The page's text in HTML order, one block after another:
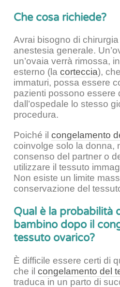
Che cosa richiede?
Avrai bisogno di
anestesia generale.
un’ovaia verrà rimossa,
esterno (la corteccia),
immaturi, possa essere
pazienti possono essere
dall’ospedale lo stesso
procedura.
Poiché il congelamento
coinvolge solo la donna,
consenso del partner o
utilizzare il tessuto
Non esiste un limite
conservazione del
Qual è la probabilità
bambino dopo il
tessuto ovarico?
È difficile essere certi di
che il congelamento del
traduca in un parto di